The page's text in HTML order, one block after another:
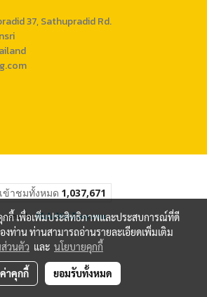
37, Sathupradid Rd.
ข้าชมทั้งหมด 1,037,671
byMakeWebEasy.com
กกี้ เพื่อเพิ่มประสิทธิภาพและประสบการณ์ที่ดี
งท่าน ท่านสามารถอ่านรายละเอียดเพิ่มเติม
วนตัว และ นโยบายคุกกี้
าคุกกี้ ยอมรับทั้งหมด